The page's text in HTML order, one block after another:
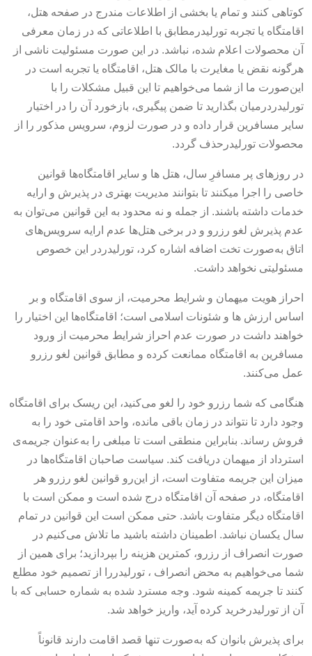
کوتاهی کنند و تمام یا بخشی از اطلاعات مندرج در صفحه هتل،
اقامتگاه یا تجربه تورلیدرمطابق با اطلاعاتی که در زمان معرفی
آن محصولات اعلام شده، نباشد. در این صورت مسئولیت ناشی از
هرگونه نقض یا مغایرت با مالک هتل، اقامتگاه یا تجربه است در
این‌صورت ما از شما می‌خواهیم تا این قبیل مشکلات را با
تورلیدردرمیان بگذارید تا ضمن پیگیری، بازخورد آن را در اختیار
سایر مسافرین قرار داده و در صورت لزوم، سرویس مذکور را از
محصولات تورلیدرحذف گردد.
در روزهای پر مسافرِ سال، هتل ها و سایر اقامتگاه‌ها قوانین
خاصی را اجرا می‎کنند تا بتوانند مدیریت بهتری در پذیرش و ارایه
خدمات داشته باشند. از جمله و نه محدود به این قوانین می‌توان به
عدم پذیرش لغو رزرو و در برخی هتل‌ها عدم ارایه سرویس‌های
اتاق به‌صورت تخت اضافه اشاره کرد، تورلیدردر این خصوص
مسئولیتی نخواهد داشت.
احراز هویت میهمان و شرایط محرمیت، از سوی اقامتگاه و بر
اساس ارزش ها و شئونات اسلامی است؛ اقامتگاه‌ها این اختیار را
خواهند داشت در صورت عدم احراز شرایط محرمیت از ورود
مسافرین به اقامتگاه ممانعت کرده و مطابق قوانین لغو رزرو
عمل می‌کنند.
هنگامی که شما رزرو خود را لغو می‌کنید، این ریسک برای اقامتگاه
وجود دارد تا نتواند در زمان باقی مانده، واحد اقامتی خود را به
فروش رساند. بنابراین منطقی است تا مبلغی را به‌عنوان جریمه‌ی
استرداد از میهمان دریافت کند. سیاست صاحبان اقامتگاه‌ها در
میزان این جریمه متفاوت است، از این‌رو قوانین لغو رزرو هر
اقامتگاه، در صفحه آن اقامتگاه درج شده است و ممکن است با
اقامتگاه دیگر متفاوت باشد. حتی ممکن است این قوانین در تمام
سال یکسان نباشد. اطمینان داشته باشید ما تلاش می‌کنیم در
صورت انصراف از رزرو، کمترین هزینه را بپردازید؛ برای همین از
شما می‌خواهیم به محض انصراف ، تورلیدررا از تصمیم خود مطلع
کنند تا جریمه کمینه شود. وجه مسترد شده به شماره حسابی که با
آن از تورلیدرخرید کرده آید، واریز خواهد شد.
برای پذیرش بانوان که به‌صورت تنها قصد اقامت دارند قانوناً